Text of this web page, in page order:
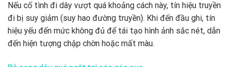
Nếu cố tình đi dây vượt quá khoảng cách này, tín hiệu truyền
đi bị suy giảm (suy hao đường truyền). Khi đến đầu ghi, tín
hiệu yếu đến mức không đủ để tái tạo hình ảnh sắc nét, dẫn
đến hiện tượng chập chờn hoặc mất màu.